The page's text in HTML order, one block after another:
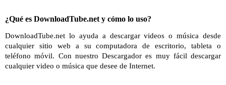
¿Qué es DownloadTube.net y cómo lo uso?
DownloadTube.net lo ayuda a descargar videos o música desde
cualquier sitio web a su computadora de escritorio, tableta o
teléfono móvil. Con nuestro Descargador es muy fácil descargar
cualquier video o música que desee de Internet.